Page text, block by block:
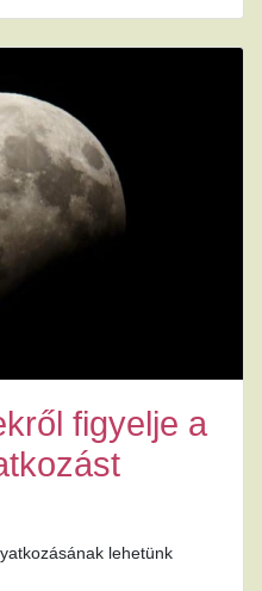
figyelje a
lehetünk